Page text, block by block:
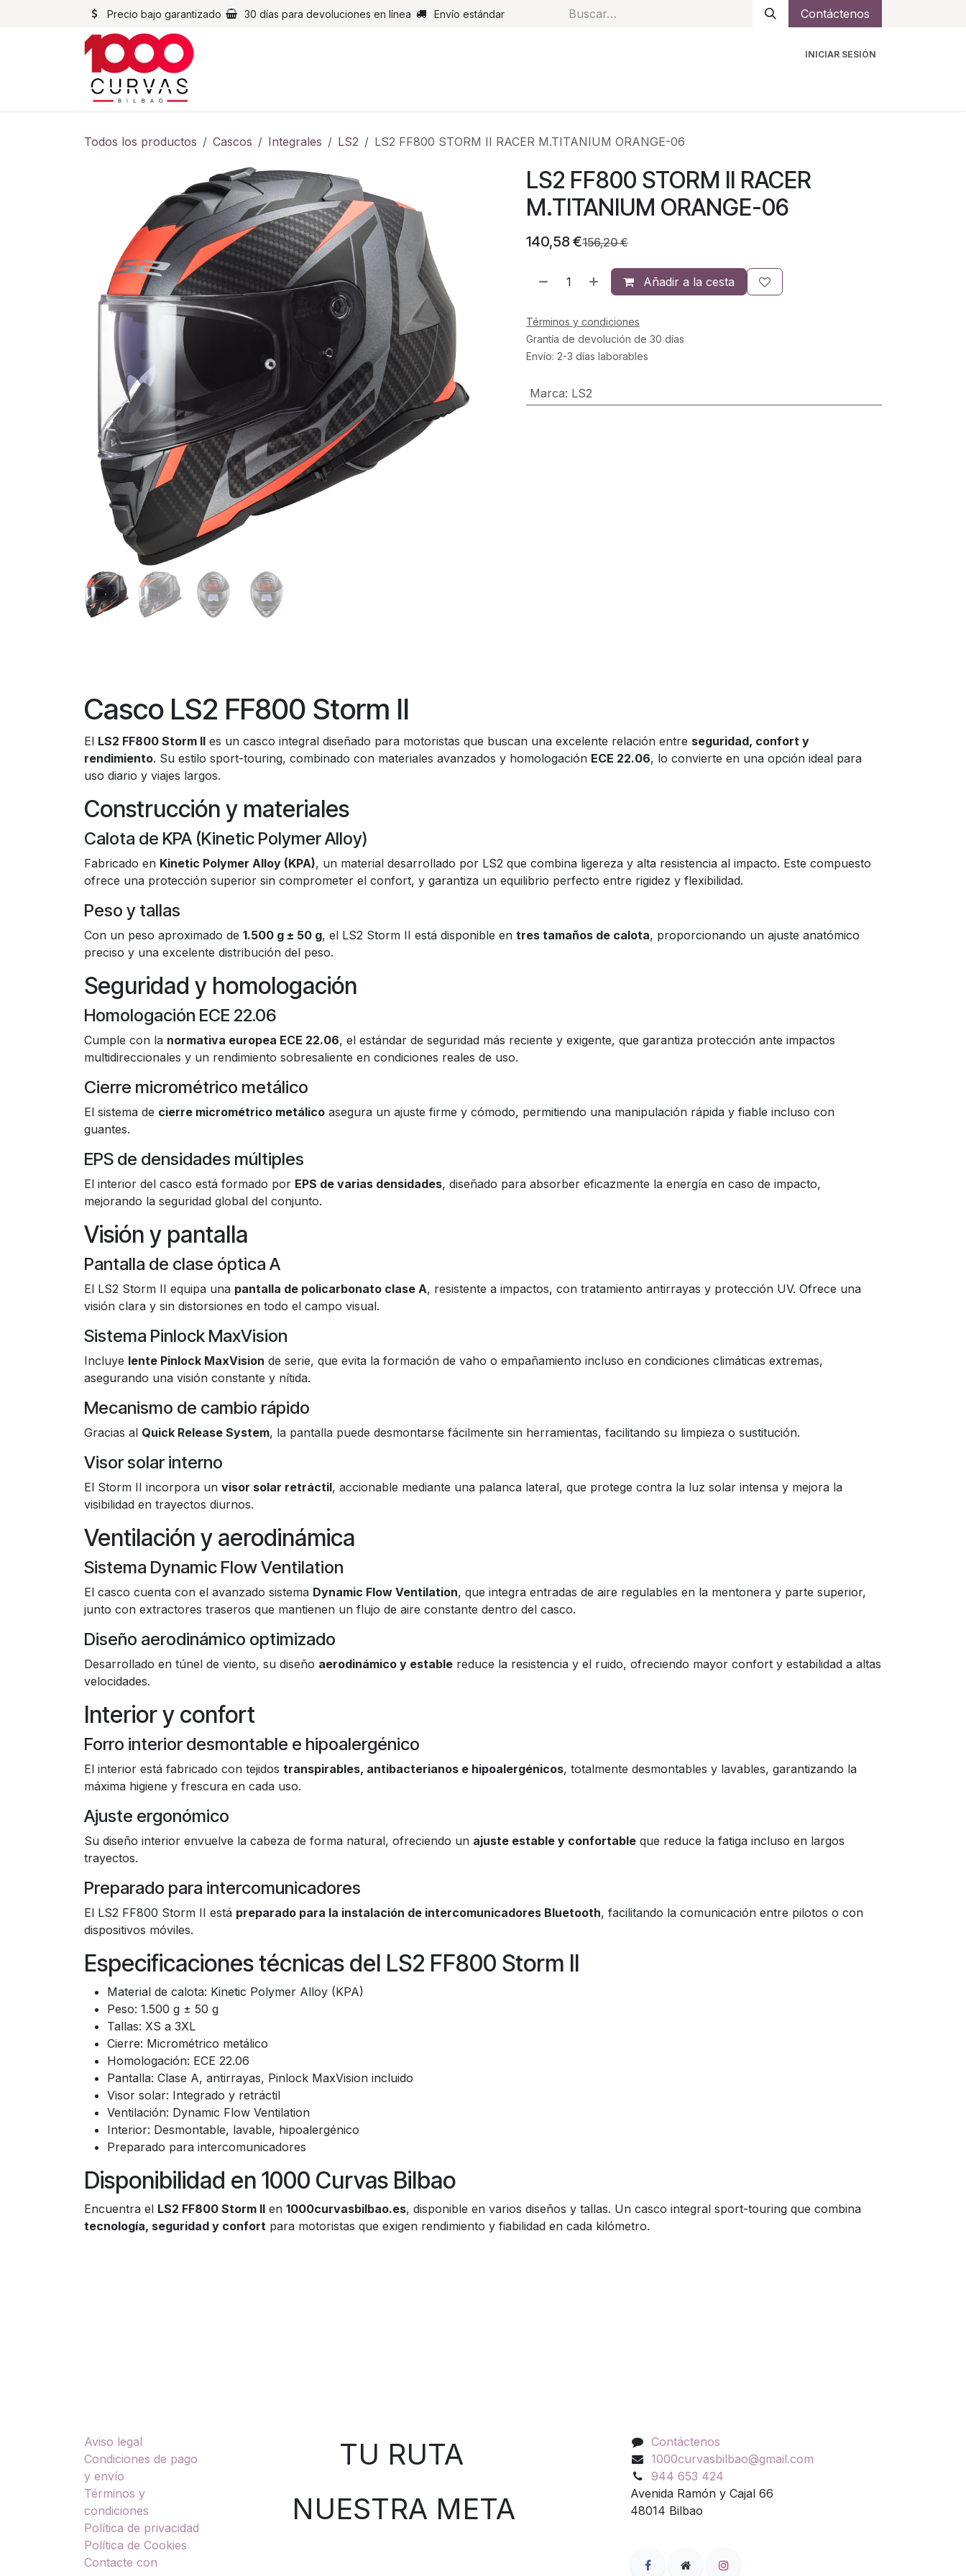
Precio bajo garantizado 30 días para devoluciones en línea Envío estándar Contáctenos
INICIAR SESIÓN
Todos los productos Cascos Integrales LS2 LS2 FF800 STORM II RACER M.TITANIUM ORANGE-06
LS2 FF800 STORM II RACER
M.TITANIUM ORANGE-06
140,58€156,20€
Añadir a la cesta
Términos y condiciones
Grantía de devolución de 30 días
Envío: 2-3 días laborables
Marca: LS2
Casco LS2 FF800 Storm II
El LS2 FF800 Storm II es un casco integral diseñado para motoristas que buscan una excelente relación entre seguridad, confort y
rendimiento. Su estilo sport-touring, combinado con materiales avanzados y homologación ECE 22.06, lo convierte en una opción ideal para
uso diario y viajes largos.
Construcción y materiales
Calota de KPA (Kinetic Polymer Alloy)
Fabricado en Kinetic Polymer Alloy (KPA), un material desarrollado por LS2 que combina ligereza y alta resistencia al impacto. Este compuesto
ofrece una protección superior sin comprometer el confort, y garantiza un equilibrio perfecto entre rigidez y flexibilidad.
Peso y tallas
Con un peso aproximado de 1.500 g ± 50 g, el LS2 Storm II está disponible en tres tamaños de calota, proporcionando un ajuste anatómico
preciso y una excelente distribución del peso.
Seguridad y homologación
Homologación ECE 22.06
Cumple con la normativa europea ECE 22.06, el estándar de seguridad más reciente y exigente, que garantiza protección ante impactos
multidireccionales y un rendimiento sobresaliente en condiciones reales de uso.
Cierre micrométrico metálico
El sistema de cierre micrométrico metálico asegura un ajuste firme y cómodo, permitiendo una manipulación rápida y fiable incluso con
guantes.
EPS de densidades múltiples
El interior del casco está formado por EPS de varias densidades, diseñado para absorber eficazmente la energía en caso de impacto,
mejorando la seguridad global del conjunto.
Visión y pantalla
Pantalla de clase óptica A
El LS2 Storm II equipa una pantalla de policarbonato clase A, resistente a impactos, con tratamiento antirrayas y protección UV. Ofrece una
visión clara y sin distorsiones en todo el campo visual.
Sistema Pinlock MaxVision
Incluye lente Pinlock MaxVision de serie, que evita la formación de vaho o empañamiento incluso en condiciones climáticas extremas,
asegurando una visión constante y nítida.
Mecanismo de cambio rápido
Gracias al Quick Release System, la pantalla puede desmontarse fácilmente sin herramientas, facilitando su limpieza o sustitución.
Visor solar interno
El Storm II incorpora un visor solar retráctil, accionable mediante una palanca lateral, que protege contra la luz solar intensa y mejora la
visibilidad en trayectos diurnos.
Ventilación y aerodinámica
Sistema Dynamic Flow Ventilation
El casco cuenta con el avanzado sistema Dynamic Flow Ventilation, que integra entradas de aire regulables en la mentonera y parte superior,
junto con extractores traseros que mantienen un flujo de aire constante dentro del casco.
Diseño aerodinámico optimizado
Desarrollado en túnel de viento, su diseño aerodinámico y estable reduce la resistencia y el ruido, ofreciendo mayor confort y estabilidad a altas
velocidades.
Interior y confort
Forro interior desmontable e hipoalergénico
El interior está fabricado con tejidos transpirables, antibacterianos e hipoalergénicos, totalmente desmontables y lavables, garantizando la
máxima higiene y frescura en cada uso.
Ajuste ergonómico
Su diseño interior envuelve la cabeza de forma natural, ofreciendo un ajuste estable y confortable que reduce la fatiga incluso en largos
trayectos.
Preparado para intercomunicadores
El LS2 FF800 Storm II está preparado para la instalación de intercomunicadores Bluetooth, facilitando la comunicación entre pilotos o con
dispositivos móviles.
Especificaciones técnicas del LS2 FF800 Storm II
Material de calota: Kinetic Polymer Alloy (KPA)
Peso: 1.500 g ± 50 g
Tallas: XS a 3XL
Cierre: Micrométrico metálico
Homologación: ECE 22.06
Pantalla: Clase A, antirrayas, Pinlock MaxVision incluido
Visor solar: Integrado y retráctil
Ventilación: Dynamic Flow Ventilation
Interior: Desmontable, lavable, hipoalergénico
Preparado para intercomunicadores
Disponibilidad en 1000 Curvas Bilbao
Encuentra el LS2 FF800 Storm II en 1000curvasbilbao.es, disponible en varios diseños y tallas. Un casco integral sport-touring que combina
tecnología, seguridad y confort para motoristas que exigen rendimiento y fiabilidad en cada kilómetro.
Aviso legal
Condiciones de pago
y envío
Términos y
condiciones
Política de privacidad
Política de Cookies
Contacte con
TU RUTA
NUESTRA META
Contáctenos
1000curvasbilbao@gmail.com
944 653 424
Avenida Ramón y Cajal 66
48014 Bilbao